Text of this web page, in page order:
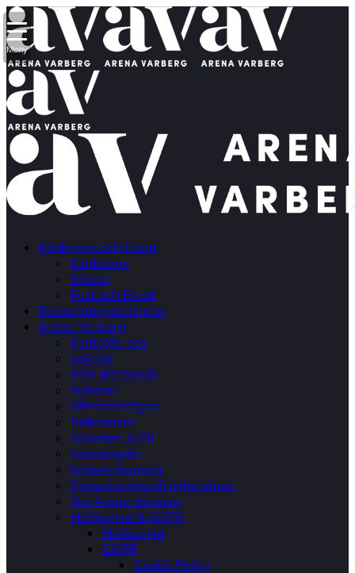
Konferens och Event
Konferens
Mässa
Fest och Event
Evenemangskalender
Arena Varberg
Kontakta oss
Lokaler
Inför ditt besök
Nyheter
Offertförfrågan
Referenser
Säkerhet & PR
Föreningsliv
Möbeluthyrning
Prenumerera på nyhetsbrev
Om Arena Varberg
Hållbarhet & GDPR
Hållbarhet
GDPR
Cookie Policy
Meny